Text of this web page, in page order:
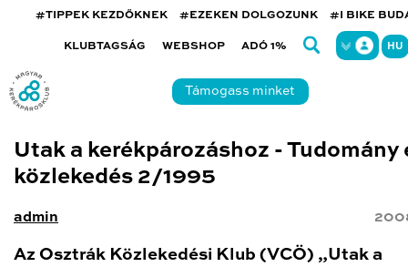
#TIPPEK KEZDŐKNEK #EZEKEN DOLGOZUNK #I BIKE
KLUBTAGSÁG WEBSHOP ADÓ 1% HU
Támogass minket
Utak a kerékpározáshoz - Tudomány
közlekedés 2/1995
admin
Az Osztrák Közlekedési Klub (VCÖ) „Utak a